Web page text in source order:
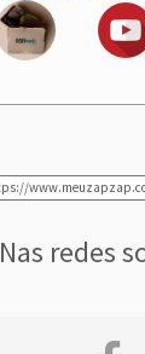
Nas redes